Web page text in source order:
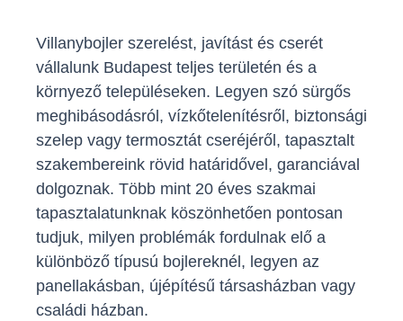
Villanybojler szerelést, javítást és cserét
vállalunk Budapest teljes területén és a
környező településeken. Legyen szó sürgős
meghibásodásról, vízkőtelenítésről, biztonsági
szelep vagy termosztát cseréjéről, tapasztalt
szakembereink rövid határidővel, garanciával
dolgoznak. Több mint 20 éves szakmai
tapasztalatunknak köszönhetően pontosan
tudjuk, milyen problémák fordulnak elő a
különböző típusú bojlereknél, legyen az
panellakásban, újépítésű társasházban vagy
családi házban.